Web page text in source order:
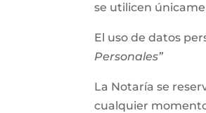
se utilicen
El uso de datos
Personales”
La Notaría se
cualquier